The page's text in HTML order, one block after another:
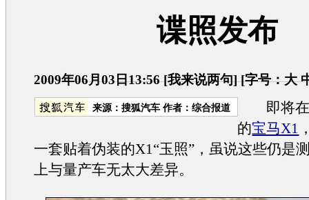
乐盒
谍照发布
2009年06月03日13:56 [我来说两句] [字号：大
来源：搜狐汽车 作者：综合报道
即将在
的宝马X1
一套贴着伪装的X1“玉照”，虽说这些仍是
上与量产车无太大差异。